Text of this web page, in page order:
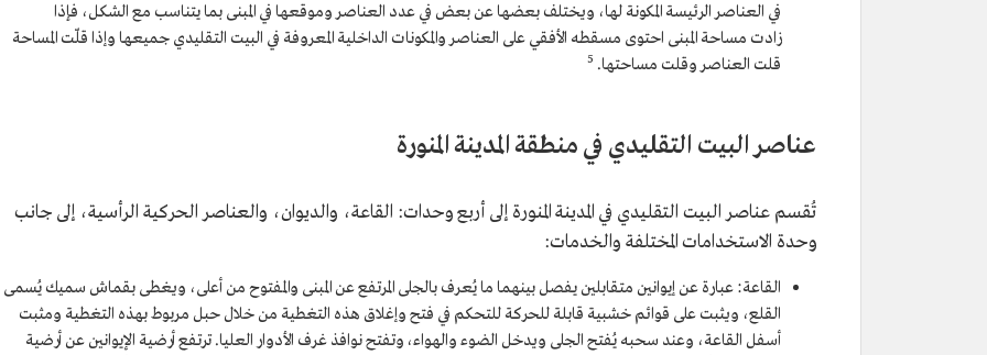
في العناصر الرئيسة المكونة لها، ويختلف بعضها عن بعض في عدد العناصر وموقعها في المبنى بما يتناسب مع الشكل، فإذا
زادت مساحة المبنى احتوى مسقطه الأفقي على العناصر والمكونات الداخلية المعروفة في البيت التقليدي جميعها وإذا قلّت المساحة
قلت العناصر وقلت مساحتها. 5
عناصر البيت التقليدي في منطقة المدينة المنورة
تُقسم عناصر البيت التقليدي في المدينة المنورة إلى أربع وحدات: القاعة، والديوان، والعناصر الحركية الرأسية، إلى جانب
وحدة الاستخدامات المختلفة والخدمات:
القاعة: عبارة عن إيوانين متقابلين يفصل بينهما ما يُعرف بالجلى المرتفع عن المبنى والمفتوح من أعلى، ويغطى بقماش سميك يُسمى
القلع، ويثبت على قوائم خشبية قابلة للحركة للتحكم في فتح وإغلاق هذه التغطية من خلال حبل مربوط بهذه التغطية ومثبت
أسفل القاعة، وعند سحبه يُفتح الجلى ويدخل الضوء والهواء، وتفتح نوافذ غرف الأدوار العليا. ترتفع أرضية الإيوانين عن أرضية